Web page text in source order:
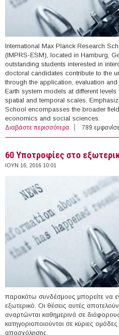
International Max Planck Research
(IMPRS-ESM), located in Hamburg,
outstanding students interested in
doctoral candidates contribute to the
through the application, evaluation
Earth system models at different
spatial and temporal scales.
School encompasses the broader
economics and social sciences.
Διαβάστε περισσότερα για PhD
Research,
789
60 Υποτροφίες στο
ΙΟΥΝ 16, 2016 10:01
παρακάτω συνδέσμους μπορείτε να
εξωτερικό. Οι θέσεις αυτές
αναρτώνται καθημερινά σε
κατηγοριοποιούνται σε κύριες
απασχόλησης.